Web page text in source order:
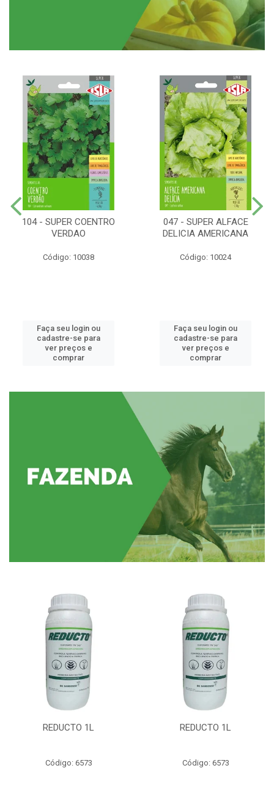
104 - SUPER COENTRO
VERDAO
Código: 10038
Faça seu login ou
cadastre-se para
ver preços e
comprar
047 - SUPER ALFACE
DELICIA AMERICANA
Código: 10024
Faça seu login ou
cadastre-se para
ver preços e
comprar
REDUCTO 1L
Código: 6573
REDUCTO 1L
Código: 6573